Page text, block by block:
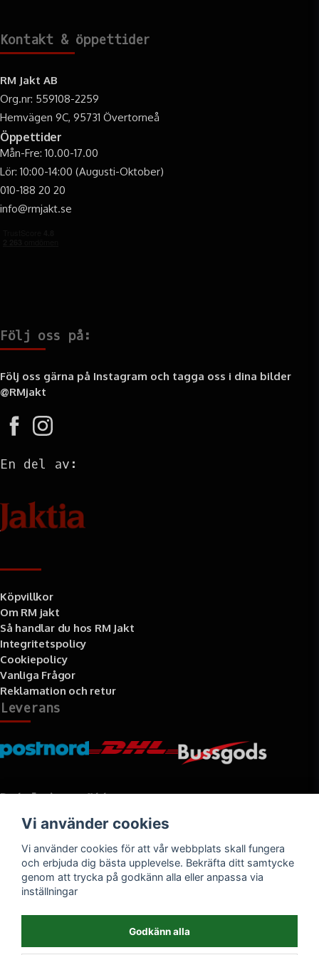
Kontakt & öppettider
RM Jakt AB
Org.nr: 559108-2259
Hemvägen 9C, 95731 Övertorneå
Öppettider
Mån-Fre: 10.00-17.00
Lör: 10:00-14:00 (Augusti-Oktober)
010-188 20 20
info@rmjakt.se
Följ oss på:
Följ oss gärna på Instagram och tagga oss i dina bilder
@RMjakt
En del av:
Köpvillkor
Om RM jakt
Så handlar du hos RM Jakt
Integritetspolicy
Cookiepolicy
Vanliga Frågor
Reklamation och retur
Leverans
Betalningssätt
Vi använder cookies
Vi använder cookies för att vår webbplats skall fungera
och erbjuda dig bästa upplevelse. Bekräfta ditt samtycke
genom att trycka på godkänn alla eller anpassa via
inställningar
Godkänn alla